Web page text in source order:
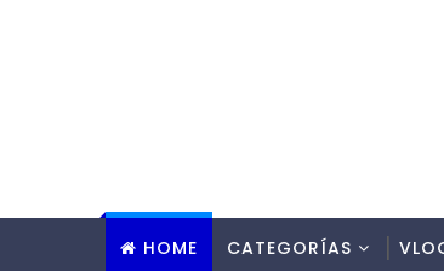
HOME CATEGORÍAS